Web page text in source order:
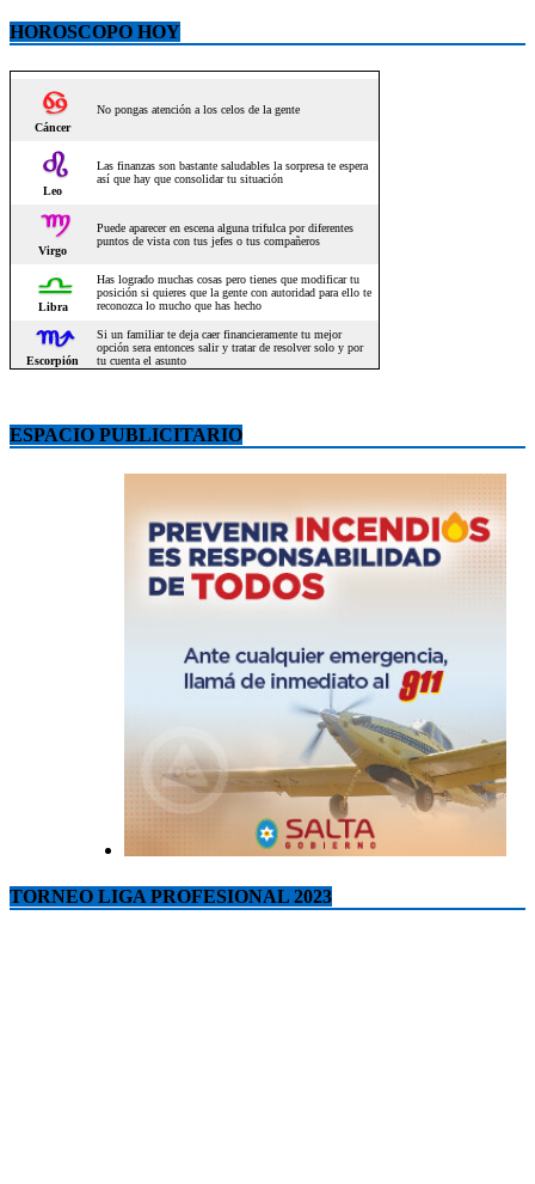
HOROSCOPO HOY
ESPACIO PUBLICITARIO
TORNEO LIGA PROFESIONAL 2023